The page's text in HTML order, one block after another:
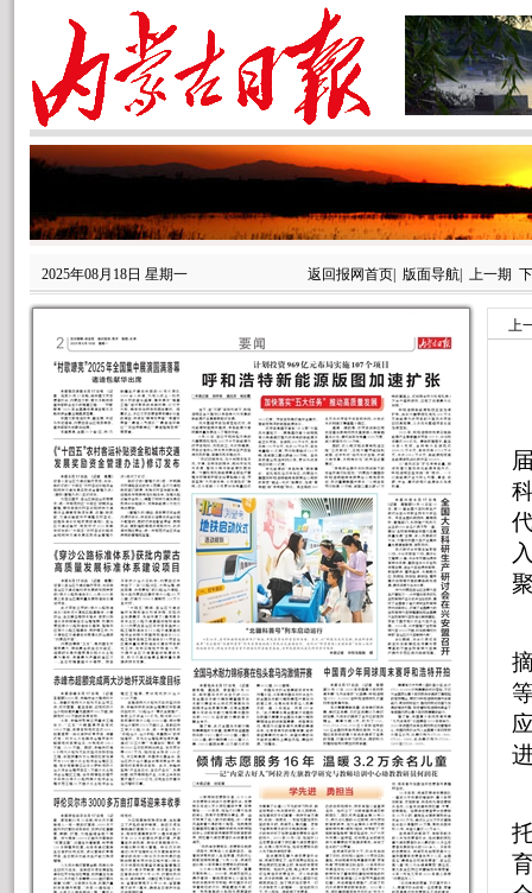
2025年08月18日 星期一 返回报网首页| 版面导航| 上一期
上